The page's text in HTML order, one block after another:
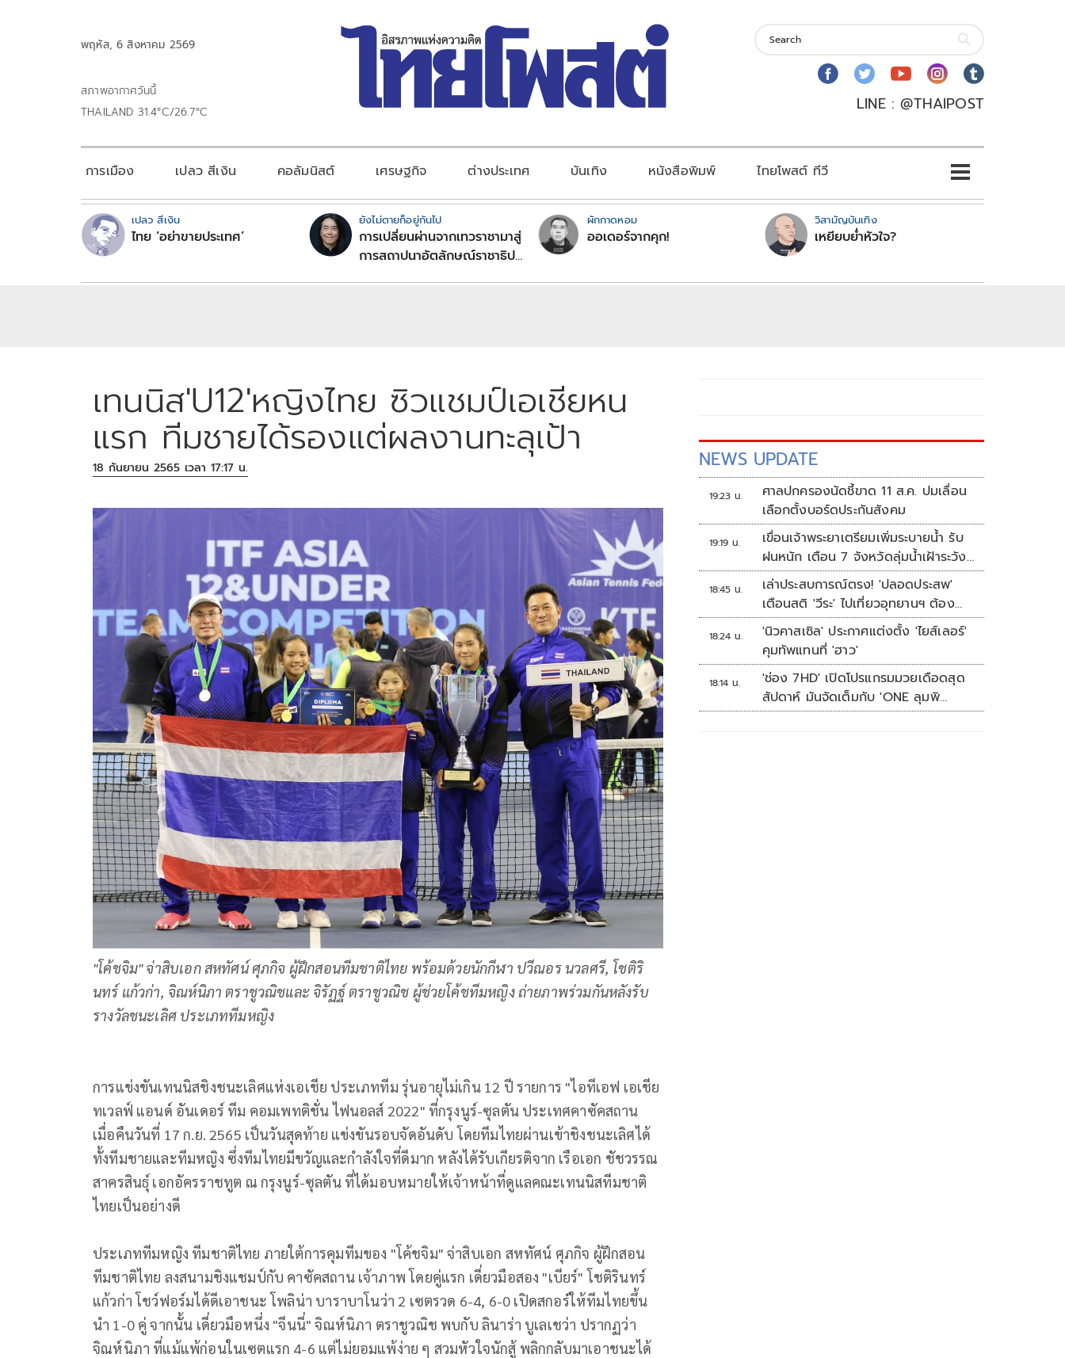
พฤหัส, 6 สิงหาคม 2569
สภาพอากาศวันนี้
THAILAND 31.4°C/26.7°C
LINE : @THAIPOST
การเมือง เปลว สีเงิน คอลัมนิสต์ เศรษฐกิจ ต่างประเทศ บันเทิง หนังสือพิมพ์ ไทยโพสต์ ทีวี
เปลว สีเงิน
ไทย ‘อย่าขายประเทศ’
ยังไม่ตายก็อยู่กันไป
การเปลี่ยนผ่านจากเทวราชามาสู่
การสถาปนาอัตลักษณ์ราชาธิป
ผักกาดหอม
ออเดอร์จากคุก!
วิสามัญบันเทิง
เหยียบย่ำหัวใจ?
เทนนิส'U12'หญิงไทย ซิวแชมป์เอเชียหน
แรก ทีมชายได้รองแต่ผลงานทะลุเป้า
18 กันยายน 2565 เวลา 17:17 น.
"โค้ชจิม" จ่าสิบเอก สหทัศน์ ศุภกิจ ผู้ฝึกสอนทีมชาติไทย พร้อมด้วยนักกีฬา ปวีณอร นวลศรี, โชติริ
นทร์ แก้วก่า, จิณห์นิภา ตราชูวณิชและ จิรัฏฐ์ ตราชูวณิช ผู้ช่วยโค้ชทีมหญิง ถ่ายภาพร่วมกันหลังรับ
รางวัลชนะเลิศ ประเภททีมหญิง
การแข่งขันเทนนิสชิงชนะเลิศแห่งเอเชีย ประเภททีม รุ่นอายุไม่เกิน 12 ปี รายการ "ไอทีเอฟ เอเชีย
ทเวลฟ์ แอนด์ อันเดอร์ ทีม คอมเพทติชั่น ไฟนอลส์ 2022" ที่กรุงนูร์-ซุลตัน ประเทศคาซัคสถาน
เมื่อคืนวันที่ 17 ก.ย. 2565 เป็นวันสุดท้าย แข่งขันรอบจัดอันดับ โดยทีมไทยผ่านเข้าชิงชนะเลิศได้
ทั้งทีมชายและทีมหญิง ซึ่งทีมไทยมีขวัญและกำลังใจที่ดีมาก หลังได้รับเกียรติจาก เรือเอก ชัชวรรณ
สาครสินธุ์ เอกอัครราชทูต ณ กรุงนูร์-ซุลตัน ที่ได้มอบหมายให้เจ้าหน้าที่ดูแลคณะเทนนิสทีมชาติ
ไทยเป็นอย่างดี
ประเภททีมหญิง ทีมชาติไทย ภายใต้การคุมทีมของ "โค้ชจิม" จ่าสิบเอก สหทัศน์ ศุภกิจ ผู้ฝึกสอน
ทีมชาติไทย ลงสนามชิงแชมป์กับ คาซัคสถาน เจ้าภาพ โดยคู่แรก เดี่ยวมือสอง "เบียร์" โชติรินทร์
แก้วก่า โชว์ฟอร์มได้ดีเอาชนะ โพลิน่า บาราบาโนว่า 2 เซตรวด 6-4, 6-0 เปิดสกอร์ให้ทีมไทยขึ้น
นำ 1-0 คู่ จากนั้น เดี่ยวมือหนึ่ง "จีนนี่" จิณห์นิภา ตราชูวณิช พบกับ ลินาร่า บูเลเชว่า ปรากฏว่า
จิณห์นิภา ที่แม้แพ้ก่อนในเซตแรก 4-6 แต่ไม่ยอมแพ้ง่าย ๆ สวมหัวใจนักสู้ พลิกกลับมาเอาชนะได้
NEWS UPDATE
19:23 น.
ศาลปกครองนัดชี้ขาด 11 ส.ค. ปมเลื่อน
เลือกตั้งบอร์ดประกันสังคม
19:19 น.
เขื่อนเจ้าพระยาเตรียมเพิ่มระบายน้ำ รับ
ฝนหนัก เตือน 7 จังหวัดลุ่มน้ำเฝ้าระวัง
ระดับน้ำสูงขึ้น
18:45 น.
เล่าประสบการณ์ตรง! 'ปลอดประสพ'
เตือนสติ 'วีระ' ไปเที่ยวอุทยานฯ ต้อง
ยอมรับธรรมชาติดิบๆให้ได้
18:24 น.
'นิวคาสเซิล' ประกาศแต่งตั้ง 'ไยส์เลอร์'
คุมทัพแทนที่ 'ฮาว'
18:14 น.
'ช่อง 7HD' เปิดโปรแกรมมวยเดือดสุด
สัปดาห์ มันจัดเต็มกับ 'ONE ลุมพิ
นี 165-มวยไทย 7 สี'